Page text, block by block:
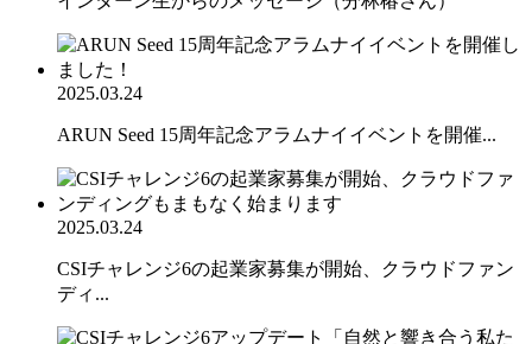
2025.03.24
ARUN Seed 15周年記念アラムナイイベントを開催...
2025.03.24
CSIチャレンジ6の起業家募集が開始、クラウドファン
ディ...